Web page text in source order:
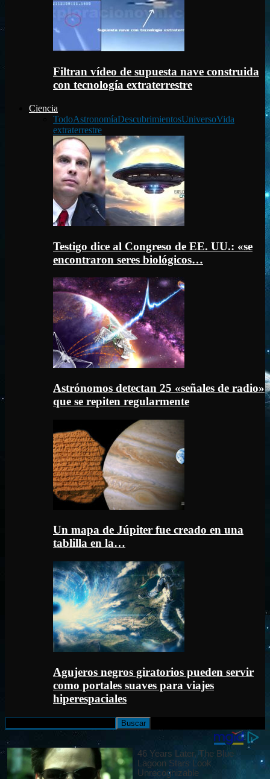
Filtran vídeo de supuesta nave construida
con tecnología extraterrestre
Ciencia
TodoAstronomíaDescubrimientosUniversoVida
extraterrestre
Testigo dice al Congreso de EE. UU.: «se
encontraron seres biológicos…
Astrónomos detectan 25 «señales de radio»
que se repiten regularmente
Un mapa de Júpiter fue creado en una
tablilla en la…
Agujeros negros giratorios pueden servir
como portales suaves para viajes
hiperespaciales